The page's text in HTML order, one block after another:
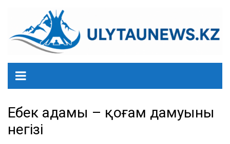
содержанию
Еңбек адамы – қоғам дамуының
негізі